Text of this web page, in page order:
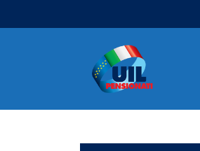
Navigazione principale